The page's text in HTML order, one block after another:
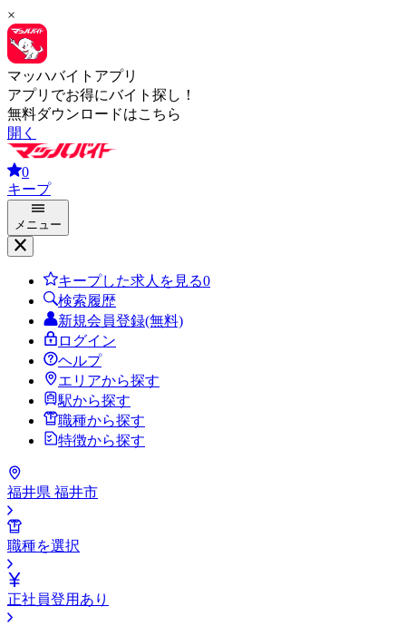
×
マッハバイトアプリ
アプリでお得にバイト探し！
無料ダウンロードはこちら
開く
0
キープ
メニュー
キープした求人を見る0
検索履歴
新規会員登録(無料)
ログイン
ヘルプ
エリアから探す
駅から探す
職種から探す
特徴から探す
福井県 福井市
職種を選択
正社員登用あり